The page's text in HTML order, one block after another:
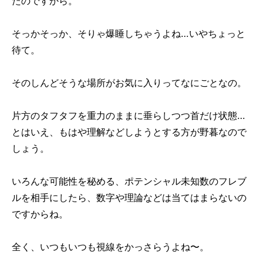
そっかそっか、そりゃ爆睡しちゃうよね…いやちょっと
待て。
そのしんどそうな場所がお気に入りってなにごとなの。
片方のタフタフを重力のままに垂らしつつ首だけ状態…
とはいえ、もはや理解などしようとする方が野暮なので
しょう。
いろんな可能性を秘める、ポテンシャル未知数のフレブ
ルを相手にしたら、数字や理論などは当てはまらないの
ですからね。
全く、いつもいつも視線をかっさらうよね〜。